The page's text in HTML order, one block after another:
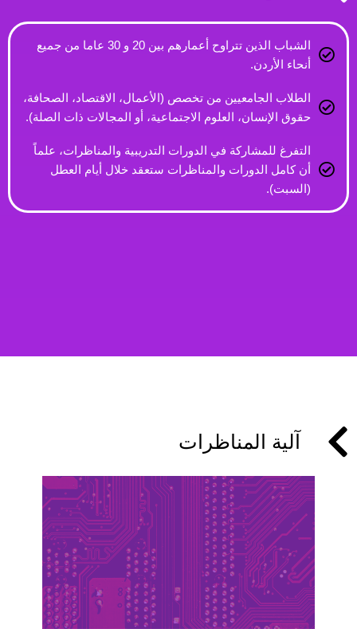
الشباب الذين تتراوح أعمارهم بين 20 و 30 عاما من جميع
أنحاء الأردن.
الطلاب الجامعيين من تخصص (الأعمال، الاقتصاد، الصحافة،
حقوق الإنسان، العلوم الاجتماعية، أو المجالات ذات الصلة).
التفرغ للمشاركة في الدورات التدريبية والمناظرات، علماً
أن كامل الدورات والمناظرات ستعقد خلال أيام العطل
(السبت).
آلية المناظرات